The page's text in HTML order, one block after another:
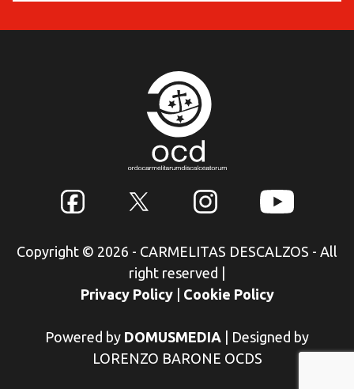
Copyright © 2026 - CARMELITAS DESCALZOS - All
right reserved
Privacy Policy
Cookie Policy
Powered by DOMUSMEDIA
Designed by
LORENZO BARONE OCDS